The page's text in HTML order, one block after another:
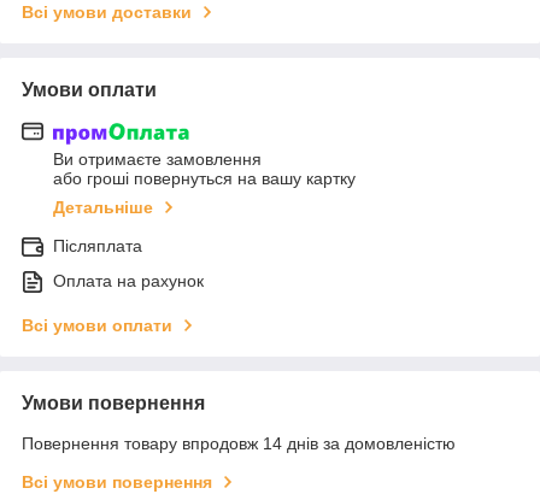
Всі умови доставки
Умови оплати
Ви отримаєте замовлення
або гроші повернуться на вашу картку
Детальніше
Післяплата
Оплата на рахунок
Всі умови оплати
Умови повернення
Повернення товару впродовж 14 днів за домовленістю
Всі умови повернення